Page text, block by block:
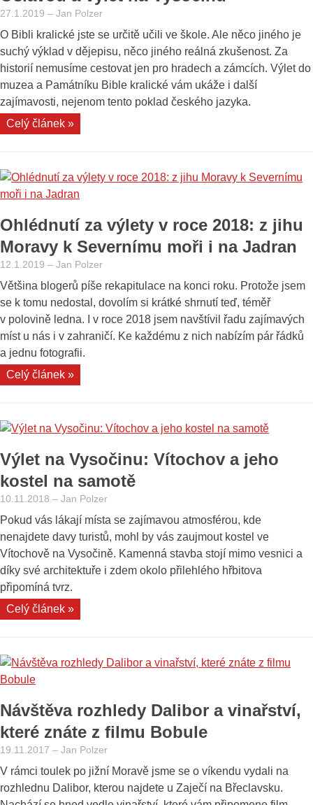
místního
27.1.2019 – Jan Polzer
O Bibli kralické jste se určitě učili ve škole. Ale něco jiného je
suchý výklad v dějepisu, něco jiného reálná zkušenost. Za
historií nemusíme cestovat jen pro hradech a zámcích. Výlet do
muzea a Památníku Bible kralické vám ukáže i další
zajímavosti, nejenom tento poklad českého jazyka.
Celý článek »„Památník
v
Kralicích
Oslavou
a
Vysočinu“
Ohlédnutí za výlety v roce 2018: z jihu
Moravy k Severnímu moři i na Jadran
12.1.2019 – Jan Polzer
Většina blogerů píše rekapitulace na konci roku. Protože jsem
se k tomu nedostal, dovolím si krátké shrnutí teď, téměř
v polovině ledna. I v roce 2018 jsem navštívil řadu zajímavých
míst u nás i v zahraničí. Ke každému z nich nabízím pár řádků
a jednu fotografii.
Celý článek »„Ohlédnutí
v
2018:
k
Severnímu
moři
i
Jadran“
Výlet na Vysočinu: Vítochov a jeho
kostel na samotě
10.11.2018 – Jan Polzer
Pokud vás lákají místa se zajímavou atmosférou, kde
nenajdete davy turistů, mohl by vás zaujmout kostel ve
Vítochově na Vysočině. Kamenná stavba stojí mimo vesnici a
díky své architektuře i zdem okolo přilehlého hřbitova
připomíná tvrz.
Celý článek »„Výlet
Vítochov
kostel
na
Návštěva rozhledy Dalibor a vinařství,
které znáte z filmu Bobule
19.11.2017 – Jan Polzer
V rámci toulek po jižní Moravě jsme se o víkendu vydali na
rozhlednu Dalibor, kterou najdete u Zaječí na Břeclavsku.